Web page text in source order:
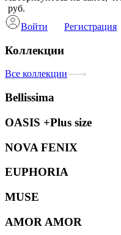
руб.
Войти
Регистрация
Коллекции
Все коллекции
Bellissima
OASIS +Plus size
NOVA FENIX
EUPHORIA
MUSE
AMOR AMOR